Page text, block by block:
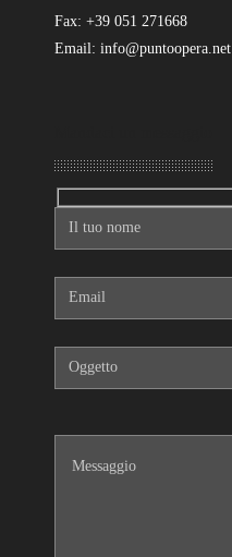
Fax: +39 051 271668
Email: info@puntoopera.net